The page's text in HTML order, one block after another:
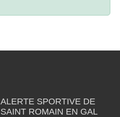
ALERTE SPORTIVE DE
SAINT ROMAIN EN GAL